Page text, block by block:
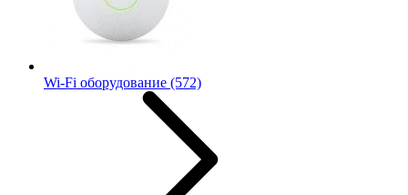
Wi-Fi оборудование (572)